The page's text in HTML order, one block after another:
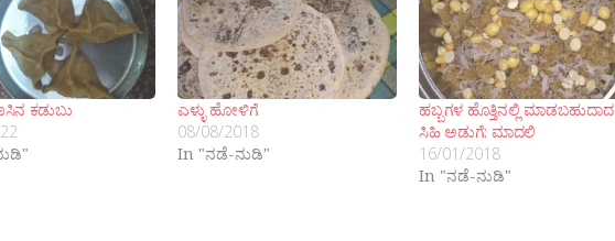
ಕಡುಬು
ಎಳ್ಳು ಹೋಳಿಗೆ
08/08/2018
In "ನಡೆ-ನುಡಿ"
ಹಬ್ಬಗಳ ಹೊತ್ತಿನಲ್ಲಿ ಮಾಡಬಹುದಾದ
ಸಿಹಿ ಅಡುಗೆ: ಮಾದಲಿ
16/01/2018
In "ನಡೆ-ನುಡಿ"